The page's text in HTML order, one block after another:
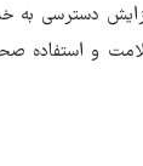
دسترسی
و استفاده